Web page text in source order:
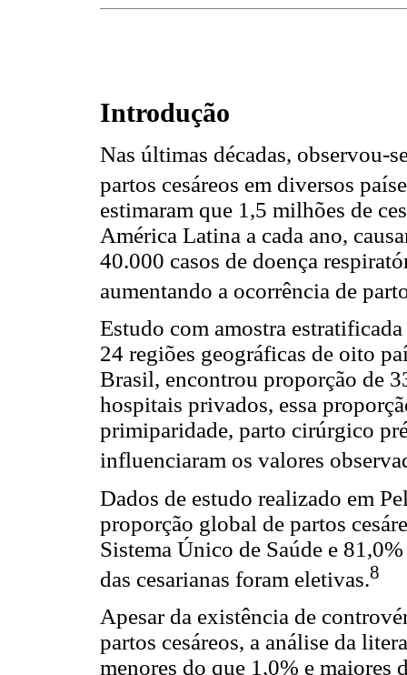
Introdução
Nas últimas décadas, observou-
partos cesáreos em diversos
estimaram que 1,5 milhões de
América Latina a cada ano,
40.000 casos de doença
aumentando a ocorrência de
Estudo com amostra
24 regiões geográficas de oito
Brasil, encontrou proporção de
hospitais privados, essa
primiparidade, parto cirúrgico
influenciaram os valores
Dados de estudo realizado em
proporção global de partos
Sistema Único de Saúde e
das cesarianas foram eletivas.8
Apesar da existência de
partos cesáreos, a análise da
menores do que 1,0% e maiores